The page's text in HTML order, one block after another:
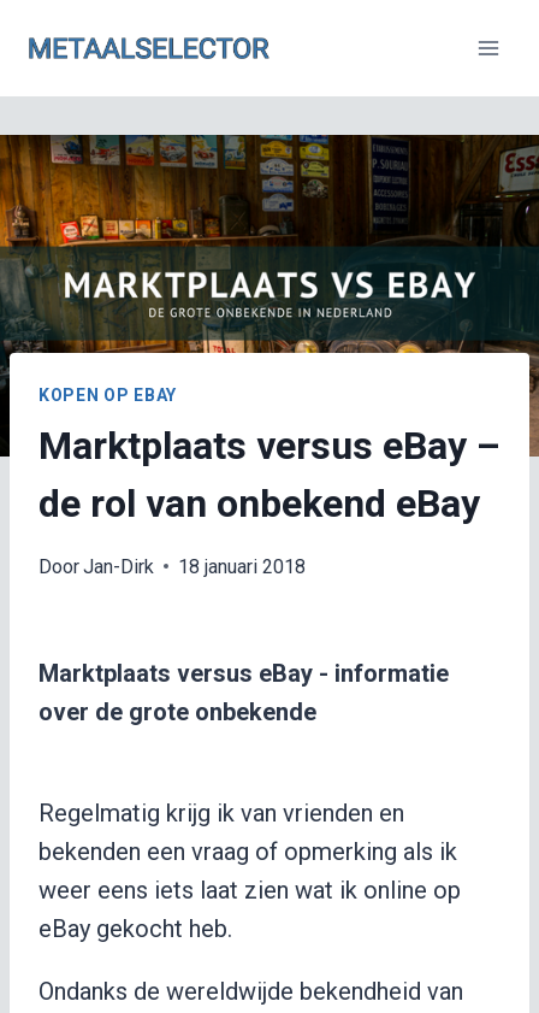
naar
inhoud
KOPEN OP EBAY
Marktplaats versus eBay –
de rol van onbekend eBay
DoorJan-Dirk 18 januari 2018
Marktplaats versus eBay - informatie
over de grote onbekende
Regelmatig krijg ik van vrienden en
bekenden een vraag of opmerking als ik
weer eens iets laat zien wat ik online op
eBay gekocht heb.
Ondanks de wereldwijde bekendheid van